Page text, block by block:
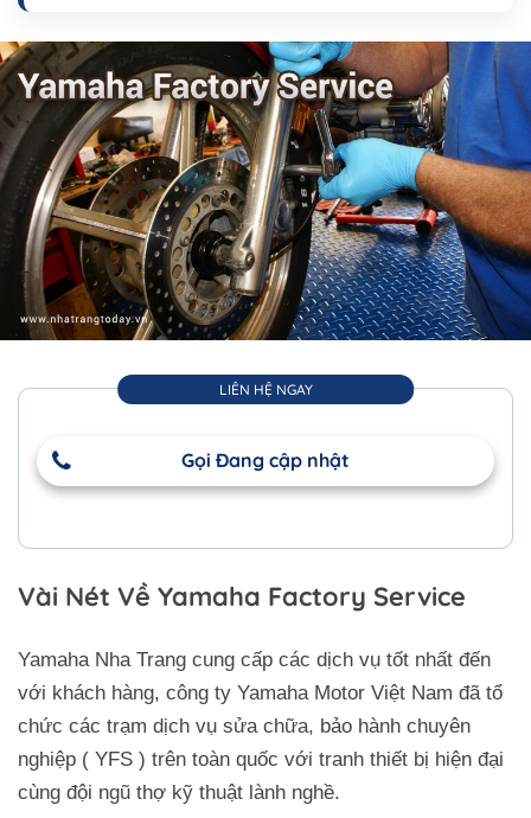
LIÊN HỆ NGAY
Gọi Đang cập nhật
Vài Nét Về Yamaha Factory Service
Yamaha Nha Trang cung cấp các dịch vụ tốt nhất đến
với khách hàng, công ty Yamaha Motor Việt Nam đã tổ
chức các trạm dịch vụ sửa chữa, bảo hành chuyên
nghiệp ( YFS ) trên toàn quốc với tranh thiết bị hiện đại
cùng đội ngũ thợ kỹ thuật lành nghề.